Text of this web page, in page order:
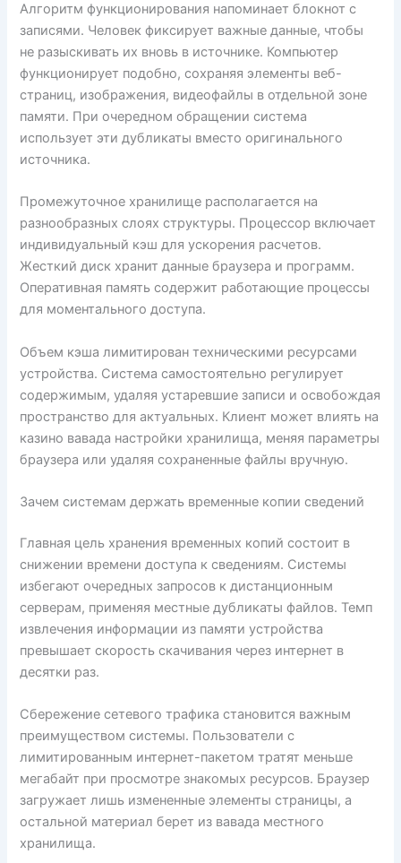
Алгоритм функционирования напоминает блокнот с
записями. Человек фиксирует важные данные, чтобы
не разыскивать их вновь в источнике. Компьютер
функционирует подобно, сохраняя элементы веб-
страниц, изображения, видеофайлы в отдельной зоне
памяти. При очередном обращении система
использует эти дубликаты вместо оригинального
источника.
Промежуточное хранилище располагается на
разнообразных слоях структуры. Процессор включает
индивидуальный кэш для ускорения расчетов.
Жесткий диск хранит данные браузера и программ.
Оперативная память содержит работающие процессы
для моментального доступа.
Объем кэша лимитирован техническими ресурсами
устройства. Система самостоятельно регулирует
содержимым, удаляя устаревшие записи и освобождая
пространство для актуальных. Клиент может влиять на
казино вавада настройки хранилища, меняя параметры
браузера или удаляя сохраненные файлы вручную.
Зачем системам держать временные копии сведений
Главная цель хранения временных копий состоит в
снижении времени доступа к сведениям. Системы
избегают очередных запросов к дистанционным
серверам, применяя местные дубликаты файлов. Темп
извлечения информации из памяти устройства
превышает скорость скачивания через интернет в
десятки раз.
Сбережение сетевого трафика становится важным
преимуществом системы. Пользователи с
лимитированным интернет-пакетом тратят меньше
мегабайт при просмотре знакомых ресурсов. Браузер
загружает лишь измененные элементы страницы, а
остальной материал берет из вавада местного
хранилища.